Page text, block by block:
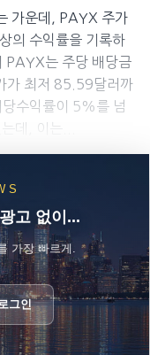
가운데, PAYX 주가
의 수익률을 기록하
PAYX는 주당 배당금
가 최저 85.59달러까
수익률이 5%를 넘
데, 이는...
고 없이...
가장 빠르게.
그인